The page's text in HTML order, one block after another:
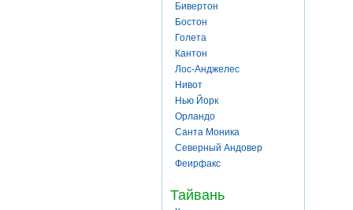
Бивертон
Бостон
Голета
Кантон
Лос-Анджелес
Нивот
Нью Йорк
Орландо
Санта Моника
Северный Андовер
Феирфакс
Тайвань